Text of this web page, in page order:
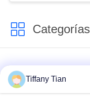
Señales digitales
Tiffany Tian